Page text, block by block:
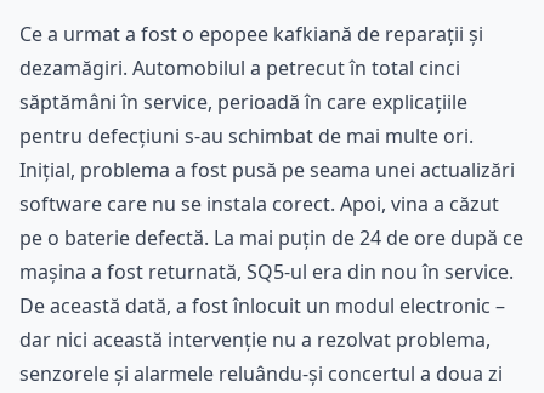
Ce a urmat a fost o epopee kafkiană de reparații și
dezamăgiri. Automobilul a petrecut în total cinci
săptămâni în service, perioadă în care explicațiile
pentru defecțiuni s-au schimbat de mai multe ori.
Inițial, problema a fost pusă pe seama unei actualizări
software care nu se instala corect. Apoi, vina a căzut
pe o baterie defectă. La mai puțin de 24 de ore după ce
mașina a fost returnată, SQ5-ul era din nou în service.
De această dată, a fost înlocuit un modul electronic –
dar nici această intervenție nu a rezolvat problema,
senzorele și alarmele reluându-și concertul a doua zi